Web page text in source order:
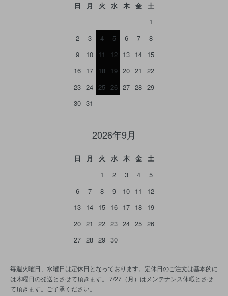
日 月 火 水 木 金
土
1
2
3 4 5 6 7
8
9
10 11 12 13 14 15
16 17 18 19 20 21
22
23 24 25 26 27 28 29
30 31
2026年9月
日 月 火 水 木 金
土
1
2 3 4
5
6
7 8 9 10 11
12
13 14 15 16 17 18 19
20 21 22 23 24 25 26
27 28 29 30
毎週火曜日、水曜日は定休日となっております。定休日のご注文は基本的に
は木曜日の発送とさせて頂きます。 7/27（月）はメンテナンス休暇とさせ
て頂きます。ご了承ください。